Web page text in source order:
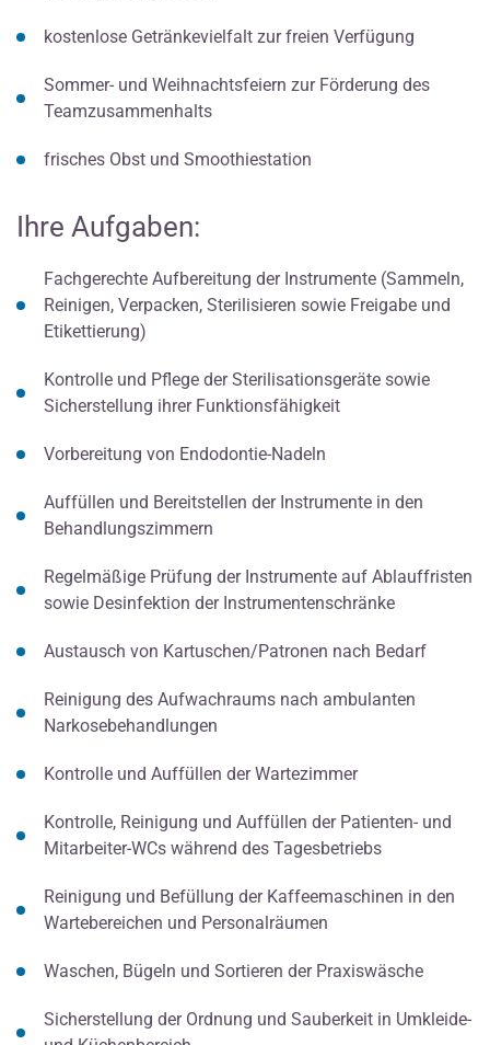
kostenlose Getränkevielfalt zur freien Verfügung
Sommer- und Weihnachtsfeiern zur Förderung des
Teamzusammenhalts
frisches Obst und Smoothiestation
Ihre Aufgaben:
Fachgerechte Aufbereitung der Instrumente (Sammeln,
Reinigen, Verpacken, Sterilisieren sowie Freigabe und
Etikettierung)
Kontrolle und Pflege der Sterilisationsgeräte sowie
Sicherstellung ihrer Funktionsfähigkeit
Vorbereitung von Endodontie-Nadeln
Auffüllen und Bereitstellen der Instrumente in den
Behandlungszimmern
Regelmäßige Prüfung der Instrumente auf Ablauffristen
sowie Desinfektion der Instrumentenschränke
Austausch von Kartuschen/Patronen nach Bedarf
Reinigung des Aufwachraums nach ambulanten
Narkosebehandlungen
Kontrolle und Auffüllen der Wartezimmer
Kontrolle, Reinigung und Auffüllen der Patienten- und
Mitarbeiter-WCs während des Tagesbetriebs
Reinigung und Befüllung der Kaffeemaschinen in den
Wartebereichen und Personalräumen
Waschen, Bügeln und Sortieren der Praxiswäsche
Sicherstellung der Ordnung und Sauberkeit in Umkleide-